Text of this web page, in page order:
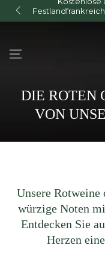
ZUM INHALT
SPRINGEN
DIE ROTEN
VON
Unsere
würzige Noten
Entdecken Sie
Herzen